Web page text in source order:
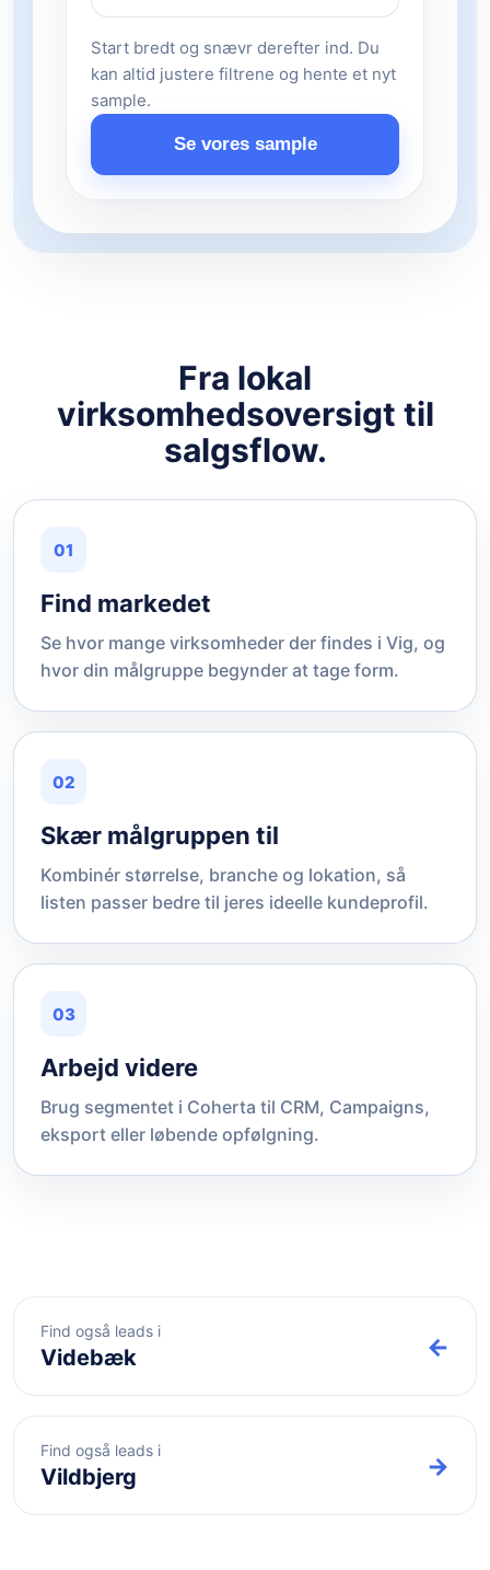
Start bredt og snævr derefter ind. Du
kan altid justere filtrene og hente et nyt
sample.
Se vores sample
Fra lokal
virksomhedsoversigt til
salgsflow.
01
Find markedet
Se hvor mange virksomheder der findes i Vig, og
hvor din målgruppe begynder at tage form.
02
Skær målgruppen til
Kombinér størrelse, branche og lokation, så
listen passer bedre til jeres ideelle kundeprofil.
03
Arbejd videre
Brug segmentet i Coherta til CRM, Campaigns,
eksport eller løbende opfølgning.
Find også leads i
Videbæk ←
Find også leads i
Vildbjerg →